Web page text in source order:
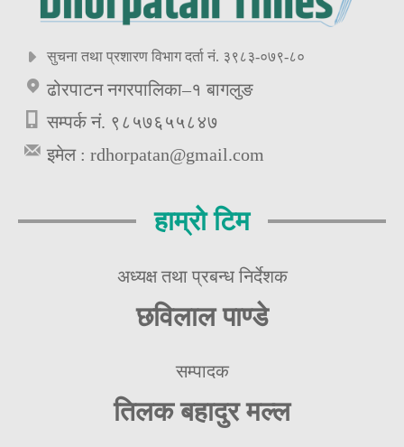
सुचना तथा प्रशारण विभाग दर्ता नं. ३९८३-०७९-८०
ढोरपाटन नगरपालिका–१ बागलुङ
सम्पर्क नं. ९८५७६५५८४७
इमेल : rdhorpatan@gmail.com
हाम्रो टिम
अध्यक्ष तथा प्रबन्ध निर्देशक
छविलाल पाण्डे
सम्पादक
तिलक बहादुर मल्ल